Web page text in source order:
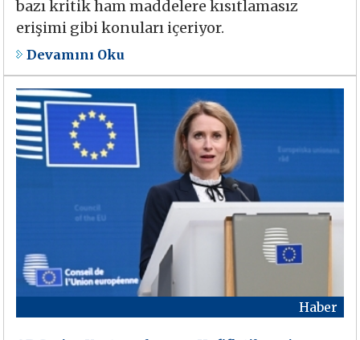
bazı kritik ham maddelere kısıtlamasız
erişimi gibi konuları içeriyor.
Devamını Oku
Haber